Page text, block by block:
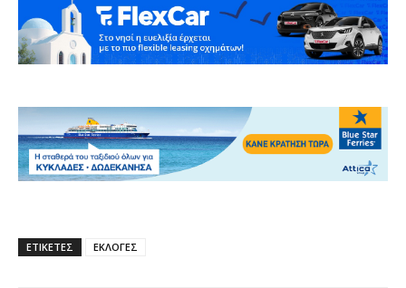
ΕΤΙΚΕΤΕΣ ΕΚΛΟΓΕΣ